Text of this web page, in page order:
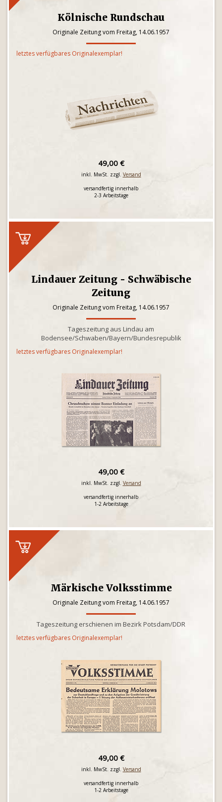
Kölnische Rundschau
Originale Zeitung vom Freitag, 14.06.1957
letztes verfügbares Originalexemplar!
49,00 €
inkl. MwSt. zzgl. Versand
versandfertig innerhalb
2-3 Arbeitstage
Lindauer Zeitung - Schwäbische
Zeitung
Originale Zeitung vom Freitag, 14.06.1957
Tageszeitung aus Lindau am
Bodensee/Schwaben/Bayern/Bundesrepublik
letztes verfügbares Originalexemplar!
49,00 €
inkl. MwSt. zzgl. Versand
versandfertig innerhalb
1-2 Arbeitstage
Märkische Volksstimme
Originale Zeitung vom Freitag, 14.06.1957
Tageszeitung erschienen im Bezirk Potsdam/DDR
letztes verfügbares Originalexemplar!
49,00 €
inkl. MwSt. zzgl. Versand
versandfertig innerhalb
1-2 Arbeitstage